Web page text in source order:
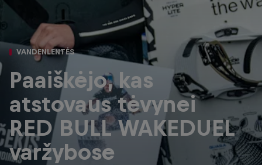
VANDENLENTĖS
Paaiškėjo, kas
atstovaus tėvynei
RED BULL WAKEDUEL
varžybose